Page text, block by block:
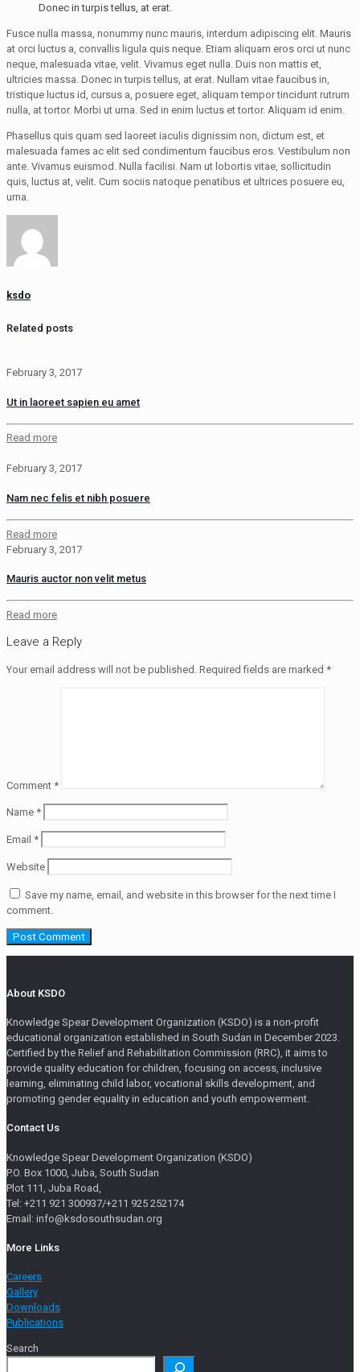
Donec in turpis tellus, at erat.
Fusce nulla massa, nonummy nunc mauris, interdum adipiscing elit. Mauris
at orci luctus a, convallis ligula quis neque. Etiam aliquam eros orci ut nunc
neque, malesuada vitae, velit. Vivamus eget nulla. Duis non mattis et,
ultricies massa. Donec in turpis tellus, at erat. Nullam vitae faucibus in,
tristique luctus id, cursus a, posuere eget, aliquam tempor tincidunt rutrum
nulla, at tortor. Morbi ut urna. Sed in enim luctus et tortor. Aliquam id enim.
Phasellus quis quam sed laoreet iaculis dignissim non, dictum est, et
malesuada fames ac elit sed condimentum faucibus eros. Vestibulum non
ante. Vivamus euismod. Nulla facilisi. Nam ut lobortis vitae, sollicitudin
quis, luctus at, velit. Cum sociis natoque penatibus et ultrices posuere eu,
urna.
ksdo
Related posts
February 3, 2017
Ut in laoreet sapien eu amet
Read more
February 3, 2017
Nam nec felis et nibh posuere
Read more
February 3, 2017
Mauris auctor non velit metus
Read more
Leave a Reply
Your email address will not be published. Required fields are marked *
Comment *
Name *
Email *
Website
Save my name, email, and website in this browser for the next time I
comment.
About KSDO
Knowledge Spear Development Organization (KSDO) is a non-profit
educational organization established in South Sudan in December 2023.
Certified by the Relief and Rehabilitation Commission (RRC), it aims to
provide quality education for children, focusing on access, inclusive
learning, eliminating child labor, vocational skills development, and
promoting gender equality in education and youth empowerment.
Contact Us
Knowledge Spear Development Organization (KSDO)
P.O. Box 1000, Juba, South Sudan
Plot 111, Juba Road,
Tel: +211 921 300937/+211 925 252174
Email: info@ksdosouthsudan.org
More Links
Careers
Gallery
Downloads
Publications
Search